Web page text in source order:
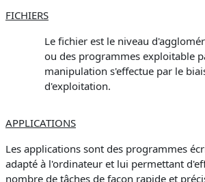
FICHIERS
Le fichier est le niveau
ou des programmes exploitable
manipulation s'effectue par le
d'exploitation.
APPLICATIONS
Les applications sont des programmes
adapté à l'ordinateur et lui permettant
nombre de tâches de façon rapide et